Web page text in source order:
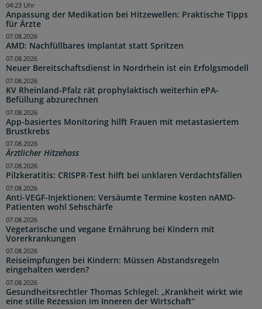
Anpassung der Medikation bei Hitzewellen: Praktische Tipps
für Ärzte
04:23 Uhr
AMD: Nachfüllbares Implantat statt Spritzen
07.08.2026
Neuer Bereitschaftsdienst in Nordrhein ist ein Erfolgsmodell
07.08.2026
KV Rheinland-Pfalz rät prophylaktisch weiterhin ePA-
Befüllung abzurechnen
07.08.2026
App-basiertes Monitoring hilft Frauen mit metastasiertem
Brustkrebs
07.08.2026
Ärztlicher Hitzehass
07.08.2026
Pilzkeratitis: CRISPR-Test hilft bei unklaren Verdachtsfällen
07.08.2026
Anti-VEGF-Injektionen: Versäumte Termine kosten nAMD-
Patienten wohl Sehschärfe
07.08.2026
Vegetarische und vegane Ernährung bei Kindern mit
Vorerkrankungen
07.08.2026
Reiseimpfungen bei Kindern: Müssen Abstandsregeln
eingehalten werden?
07.08.2026
Gesundheitsrechtler Thomas Schlegel: „Krankheit wirkt wie
eine stille Rezession im Inneren der Wirtschaft“
07.08.2026